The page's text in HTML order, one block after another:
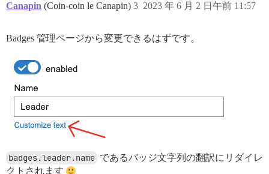
Canapin (Coin-coin le Canapin) 2023 年 6 月 2 日午前 11:57
3
Badges 管理ページから変更できるはずです。
badges.leader.name であるバッジ文字列の翻訳にリダイレ
クトされます